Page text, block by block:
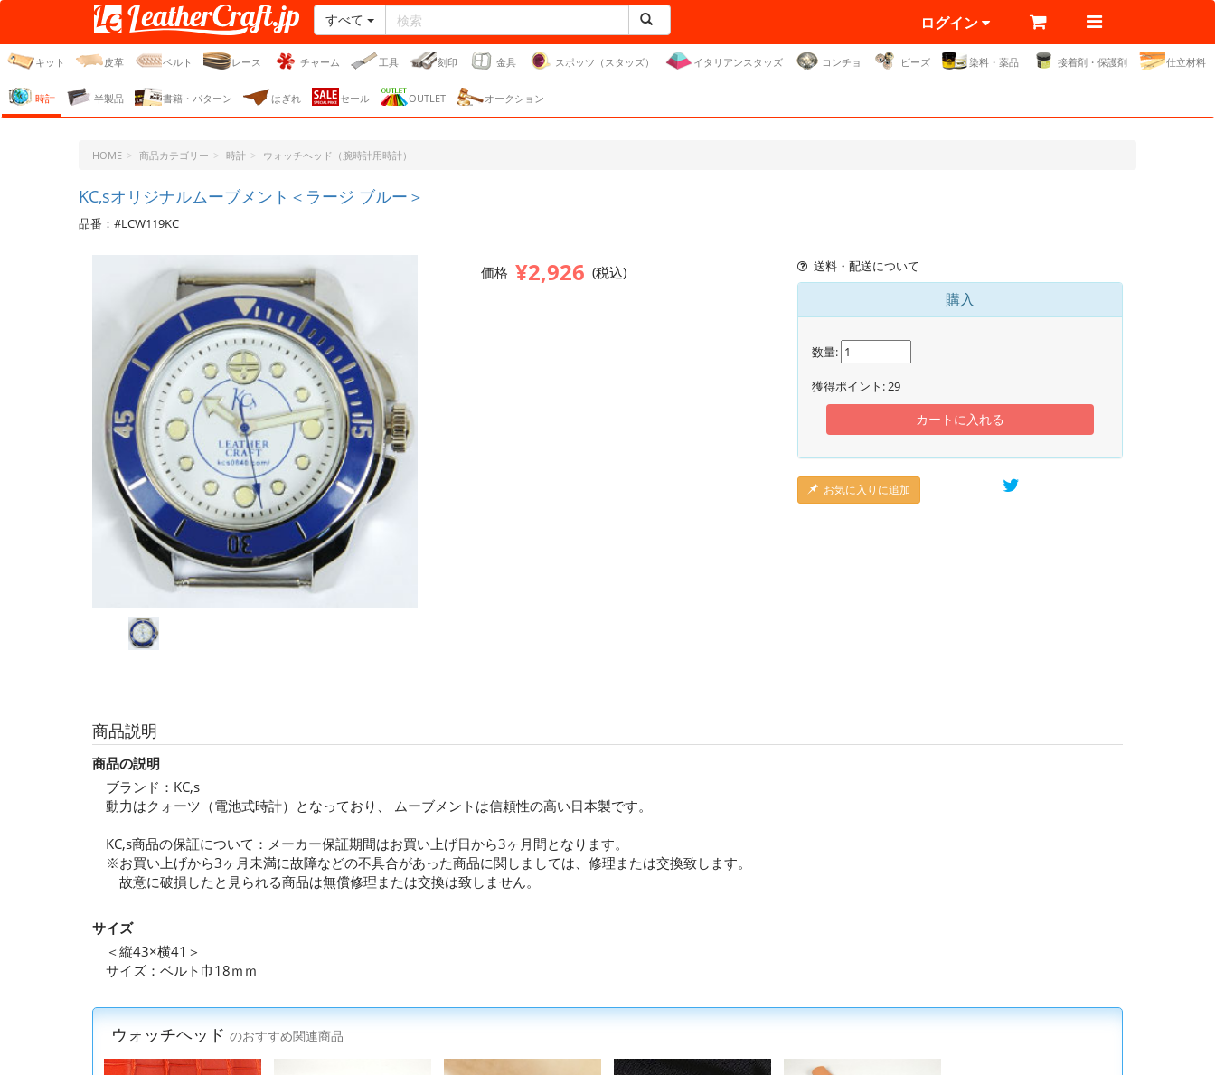
レザークラフト・ドット・
ジェーピー
すべて ログイン
キット 皮革 ベルト レース チャーム 工具 刻印 金具 スポッツ（スタッズ） イタリアンスタッズ コンチョ ビーズ 染料・薬品 接着剤・保護剤 仕立材料
時計 半製品 書籍・パターン はぎれ セール OUTLET オークション
HOME 商品カテゴリー 時計 ウォッチヘッド（腕時計用時計）
KC,sオリジナルムーブメント＜ラージ ブルー＞
品番：#LCW119KC
価格 ¥2,926 (税込) 送料・配送について
購入
数量:
獲得ポイント:29
カートに入れる
お気に入りに追加
商品説明
商品の説明
ブランド：KC,s
動力はクォーツ（電池式時計）となっており、 ムーブメントは信頼性の高い日本製です。
KC,s商品の保証について：メーカー保証期間はお買い上げ日から3ヶ月間となります。
※お買い上げから3ヶ月未満に故障などの不具合があった商品に関しましては、修理または交換致します。
故意に破損したと見られる商品は無償修理または交換は致しません。
サイズ
＜縦43×横41＞
サイズ：ベルト巾18ｍｍ
ウォッチヘッド のおすすめ関連商品